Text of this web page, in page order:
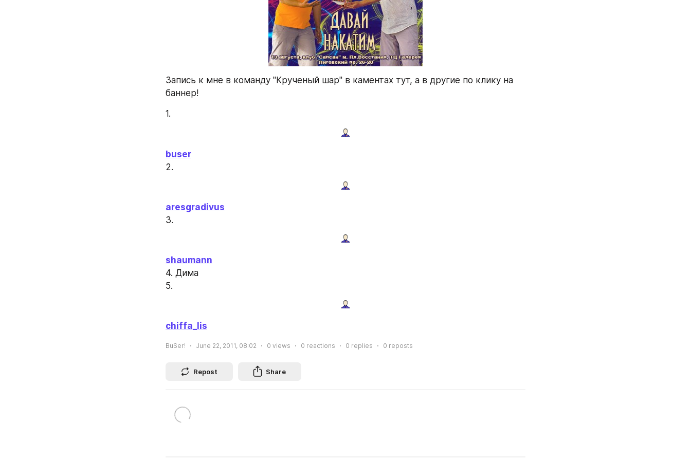
Запись к мне в команду "Крученый шар" в каментах тут, а в другие по клику на
баннер!
1.
buser
2.
aresgradivus
3.
shaumann
4. Дима
5.
chiffa_lis
BuSer! June 22, 2011, 08:02 0 views 0 reactions 0 replies 0 reposts
Repost Share